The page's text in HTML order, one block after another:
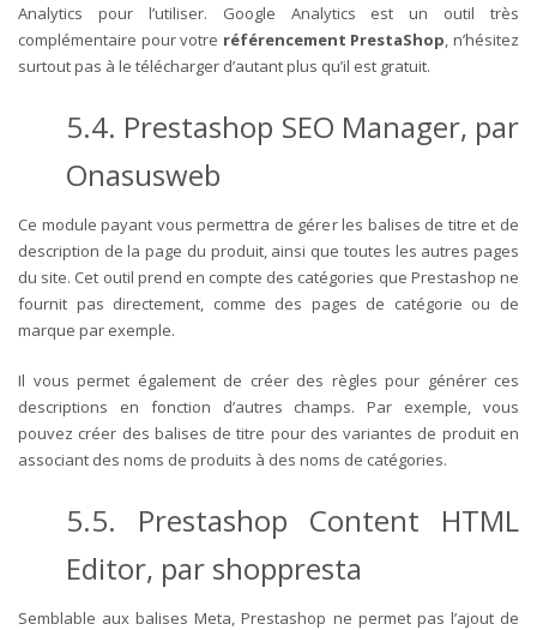
Analytics pour l’utiliser. Google Analytics est un outil très
complémentaire pour votre référencement PrestaShop, n’hésitez
surtout pas à le télécharger d’autant plus qu’il est gratuit.
5.4. Prestashop SEO Manager, par
Onasusweb
Ce module payant vous permettra de gérer les balises de titre et de
description de la page du produit, ainsi que toutes les autres pages
du site. Cet outil prend en compte des catégories que Prestashop ne
fournit pas directement, comme des pages de catégorie ou de
marque par exemple.
Il vous permet également de créer des règles pour générer ces
descriptions en fonction d’autres champs. Par exemple, vous
pouvez créer des balises de titre pour des variantes de produit en
associant des noms de produits à des noms de catégories.
5.5. Prestashop Content HTML
Editor, par shoppresta
Semblable aux balises Meta, Prestashop ne permet pas l’ajout de